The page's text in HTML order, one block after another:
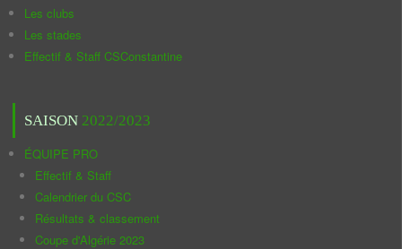
Les clubs
Les stades
Effectif & Staff CSConstantine
SAISON 2022/2023
ÉQUIPE PRO
Effectif & Staff
Calendrier du CSC
Résultats & classement
Coupe d'Algérie 2023